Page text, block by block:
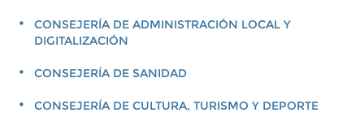
CONSEJERÍA DE ADMINISTRACIÓN LOCAL Y
DIGITALIZACIÓN
CONSEJERÍA DE SANIDAD
CONSEJERÍA DE CULTURA, TURISMO Y DEPORTE